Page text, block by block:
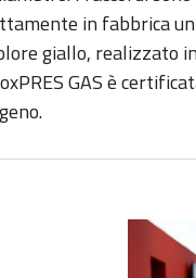
in fabbrica
giallo, realizzato
GAS è